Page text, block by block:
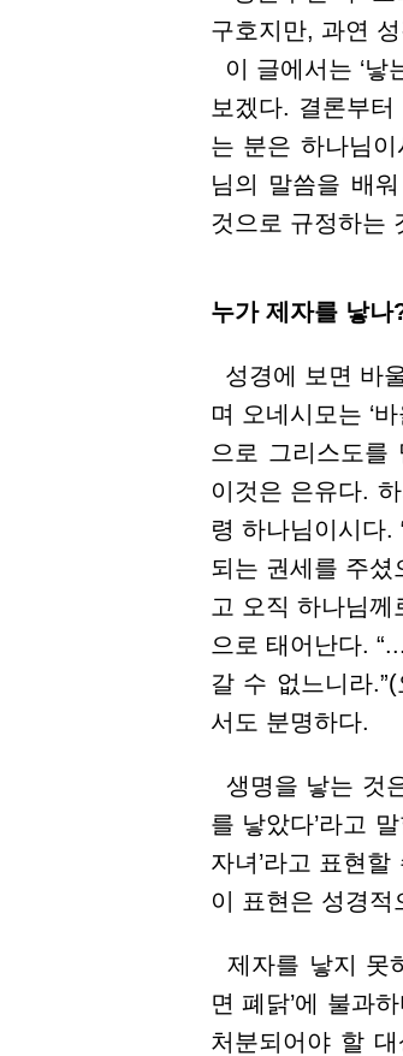
구호지만, 과연
이 글에서는 ‘낳
보겠다. 결론부
는 분은 하나님
님의 말씀을 배
것으로 규정하는
누가 제자를 낳나
성경에 보면 바
며 오네시모는 ‘
으로 그리스도를
이것은 은유다.
령 하나님이시다
되는 권세를 주
고 오직 하나님
으로 태어난다.
갈 수 없느니라
서도 분명하다.
생명을 낳는 것
를 낳았다’라고
자녀’라고 표현
이 표현은 성경적
제자를 낳지 못
면 폐닭’에 불과
처분되어야 할